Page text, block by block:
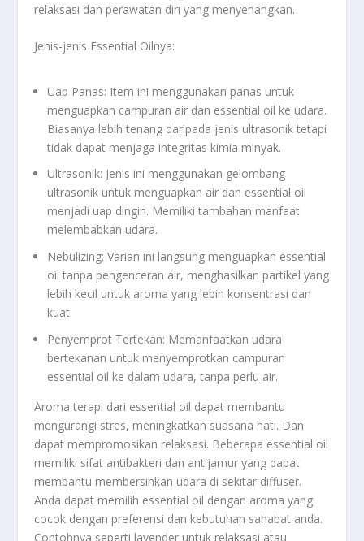
relaksasi dan perawatan diri yang menyenangkan.
Jenis-jenis Essential Oilnya:
Uap Panas: Item ini menggunakan panas untuk
menguapkan campuran air dan essential oil ke udara.
Biasanya lebih tenang daripada jenis ultrasonik tetapi
tidak dapat menjaga integritas kimia minyak.
Ultrasonik: Jenis ini menggunakan gelombang
ultrasonik untuk menguapkan air dan essential oil
menjadi uap dingin. Memiliki tambahan manfaat
melembabkan udara.
Nebulizing: Varian ini langsung menguapkan essential
oil tanpa pengenceran air, menghasilkan partikel yang
lebih kecil untuk aroma yang lebih konsentrasi dan
kuat.
Penyemprot Tertekan: Memanfaatkan udara
bertekanan untuk menyemprotkan campuran
essential oil ke dalam udara, tanpa perlu air.
Aroma terapi dari essential oil dapat membantu
mengurangi stres, meningkatkan suasana hati. Dan
dapat mempromosikan relaksasi. Beberapa essential oil
memiliki sifat antibakteri dan antijamur yang dapat
membantu membersihkan udara di sekitar diffuser.
Anda dapat memilih essential oil dengan aroma yang
cocok dengan preferensi dan kebutuhan sahabat anda.
Contohnya seperti lavender untuk relaksasi atau